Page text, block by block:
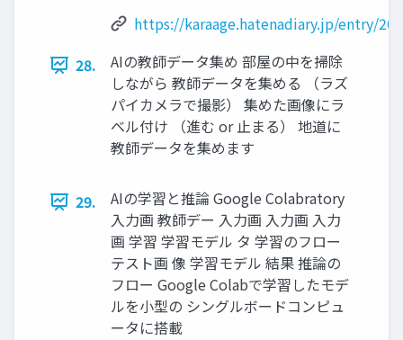
https://karaage.hatenadiary.jp/entry/
28.
AIの教師データ集め 部屋の中を掃除
しながら 教師データを集める （ラズ
パイカメラで撮影） 集めた画像にラ
ベル付け （進む or 止まる） 地道に
教師データを集めます
29.
AIの学習と推論 Google Colabratory
入力画 教師デー 入力画 入力画 入力
画 学習 学習モデル タ 学習のフロー
テスト画 像 学習モデル 結果 推論の
フロー Google Colabで学習したモデ
ルを小型の シングルボードコンピュ
ータに搭載